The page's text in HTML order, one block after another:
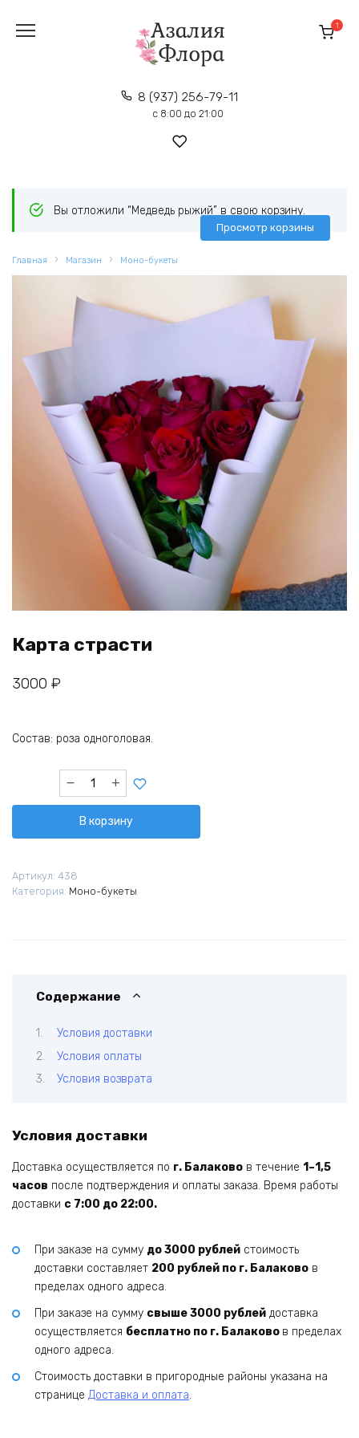
содержанию
8 (937) 256-79-11
с 8:00 до 21:00
1
Вы отложили “Медведь рыжий” в свою корзину.
Просмотр корзины
Главная Магазин Моно-букеты
Карта страсти
3000 ₽
Состав: роза одноголовая.
Количество
товара
страсти
В корзину
Артикул: 438
Категория: Моно-букеты
Содержание
Условия доставки
Условия оплаты
Условия возврата
Условия доставки
Доставка осуществляется по г. Балаково в течение 1–1,5
часов после подтверждения и оплаты заказа. Время работы
доставки с 7:00 до 22:00.
При заказе на сумму до 3000 рублей стоимость
доставки составляет 200 рублей по г. Балаково в
пределах одного адреса.
При заказе на сумму свыше 3000 рублей доставка
осуществляется бесплатно по г. Балаково в пределах
одного адреса.
Стоимость доставки в пригородные районы указана на
странице Доставка и оплата.